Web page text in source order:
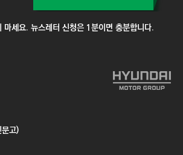
마세요. 뉴스레터 신청은 1분이면 충분합니다.
고)